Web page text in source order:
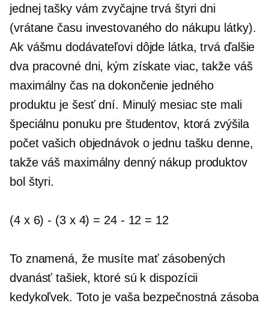
jednej tašky vám zvyčajne trvá štyri dni
(vrátane času investovaného do nákupu látky).
Ak vášmu dodávateľovi dôjde látka, trvá ďalšie
dva pracovné dni, kým získate viac, takže váš
maximálny čas na dokončenie jedného
produktu je šesť dní. Minulý mesiac ste mali
špeciálnu ponuku pre študentov, ktorá zvýšila
počet vašich objednávok o jednu tašku denne,
takže váš maximálny denný nákup produktov
bol štyri.
(4 x 6)- (3 x 4) = 24 - 12 = 12
To znamená, že musíte mať zásobených
dvanásť tašiek, ktoré sú k dispozícii
kedykoľvek. Toto je vaša bezpečnostná zásoba